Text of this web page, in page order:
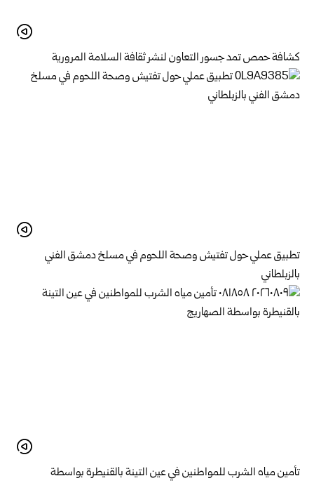
كشافة حمص تمد جسور التعاون لنشر ثقافة السلامة المرورية
تطبيق عملي حول تفتيش وصحة اللحوم في مسلخ ‏دمشق الفني
بالزبلطاني
تأمين مياه الشرب للمواطنين في عين التينة بالقنيطرة ‏بواسطة